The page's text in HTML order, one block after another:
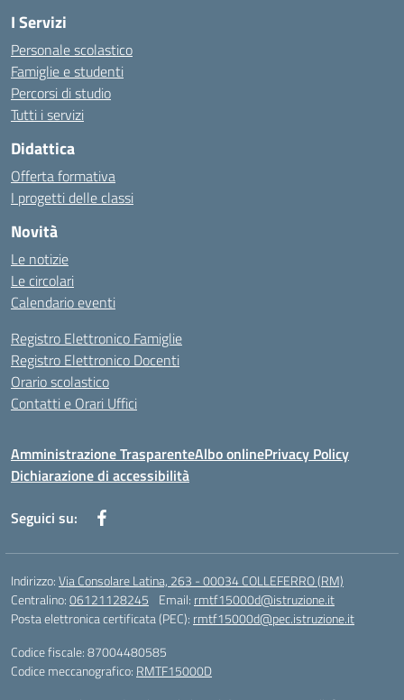
I Servizi
Personale scolastico
Famiglie e studenti
Percorsi di studio
Tutti i servizi
Didattica
Offerta formativa
I progetti delle classi
Novità
Le notizie
Le circolari
Calendario eventi
Registro Elettronico Famiglie
Registro Elettronico Docenti
Orario scolastico
Contatti e Orari Uffici
Amministrazione TrasparenteAlbo onlinePrivacy Policy
Dichiarazione di accessibilità
Seguici su:
Indirizzo:Via Consolare Latina, 263 - 00034 COLLEFERRO (RM)
Centralino:06121128245 Email: rmtf15000d@istruzione.it
Posta elettronica certificata (PEC): rmtf15000d@pec.istruzione.it
Codice fiscale: 87004480585
Codice meccanografico: RMTF15000D